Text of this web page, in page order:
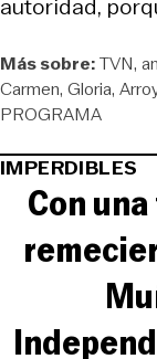
autoridad,
Más sobre:TVN
Carmen Gloria
PROGRAMA
IMPERDIBLES
Con